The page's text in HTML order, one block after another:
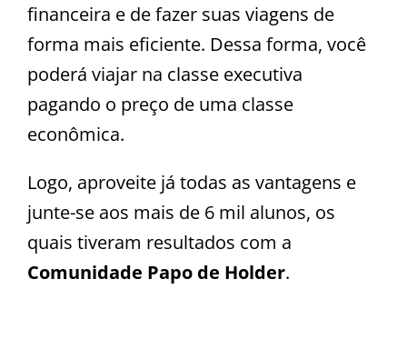
financeira e de fazer suas viagens de
forma mais eficiente. Dessa forma, você
poderá viajar na classe executiva
pagando o preço de uma classe
econômica.
Logo, aproveite já todas as vantagens e
junte-se aos mais de 6 mil alunos, os
quais tiveram resultados com a
Comunidade Papo de Holder.